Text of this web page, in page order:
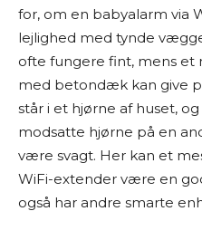
for, om en babyalarm via
lejlighed med tynde
ofte fungere fint, mens et
med betondæk kan give
står i et hjørne af huset,
modsatte hjørne på en
være svagt. Her kan et
WiFi-extender være en
også har andre smarte